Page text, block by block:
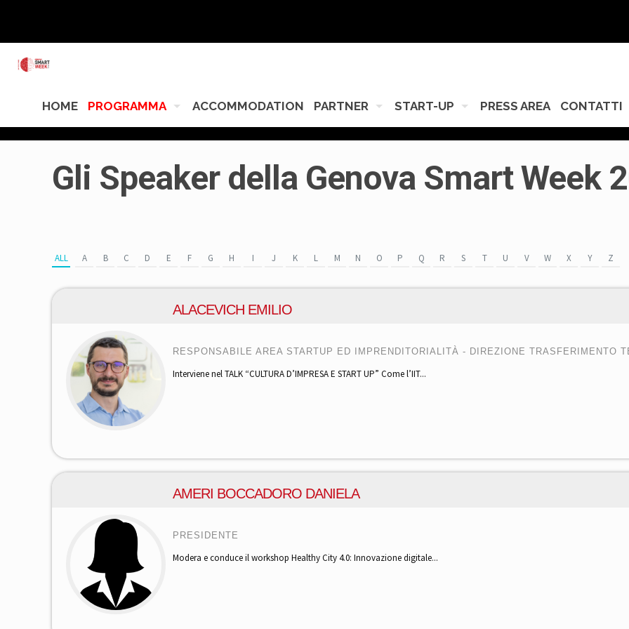
HOME PROGRAMMA ACCOMMODATION PARTNER START-UP PRESS AREA CONTATTI
Gli Speaker della Genova Smart Week
ALL A B C D E F G H I J K L M N O P Q R S T U V W X Y Z
ALACEVICH EMILIO
RESPONSABILE AREA STARTUP ED IMPRENDITORIALITÀ - DIREZIONE TRASFERIMENTO
Interviene nel TALK “CULTURA D’IMPRESA E START UP” Come l’IIT...
AMERI BOCCADORO DANIELA
PRESIDENTE
Modera e conduce il workshop Healthy City 4.0: Innovazione digitale...